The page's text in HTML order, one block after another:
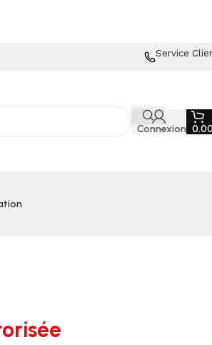
Service
Connexion